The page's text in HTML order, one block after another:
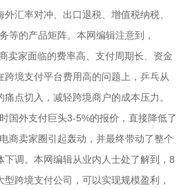
汇率对冲、出口退税、增值税纳税、
等的产品矩阵。本网编辑注意到，
卖家面临的费率高、支付周期长、资金
境支付平台费用高的问题上，乒乓从
点切入，减轻跨境商户的成本压力。
国外支付巨头3-5%的报价，直接降低了
商卖家圈引起轰动，并最终带动了整个
下调。本网编辑从业内人士处了解到，8
跨境支付公司，可以实现规模盈利，